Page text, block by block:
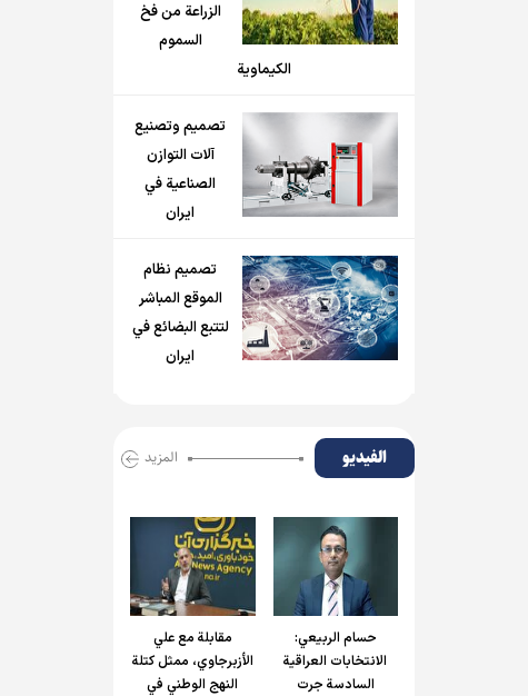
الزراعة من فخ
السموم
الكيماوية
تصميم وتصنيع
آلات التوازن
الصناعية في
ايران
تصميم نظام
الموقع المباشر
لتتبع البضائع في
ايران
الفیدیو المزید
حسام الربیعي:
الانتخابات العراقية
السادسة جرت
مقابلة مع علي
الأزبرجاوي، ممثل كتلة
النهج الوطني في